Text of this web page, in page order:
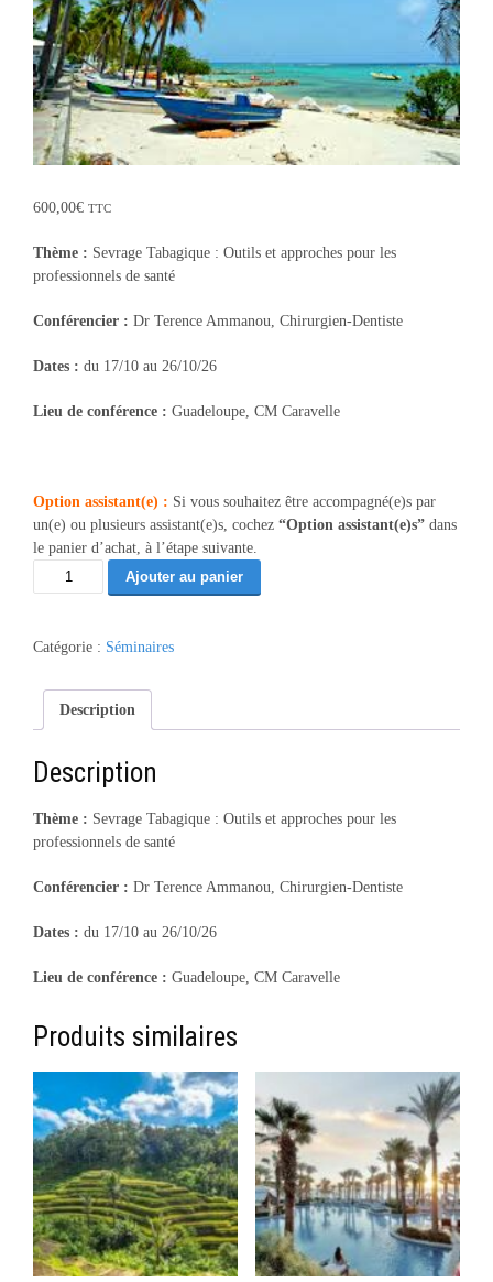
600,00€ TTC
Thème : Sevrage Tabagique : Outils et approches pour les
professionnels de santé
Conférencier : Dr Terence Ammanou, Chirurgien-Dentiste
Dates : du 17/10 au 26/10/26
Lieu de conférence : Guadeloupe, CM Caravelle
Option assistant(e) : Si vous souhaitez être accompagné(e)s par
un(e) ou plusieurs assistant(e)s, cochez “Option assistant(e)s” dans
le panier d’achat, à l’étape suivante.
quantité
de
Tabagique
Guadeloupe
10/26
(66)
Ajouter au panier
Catégorie : Séminaires
Description
Description
Thème : Sevrage Tabagique : Outils et approches pour les
professionnels de santé
Conférencier : Dr Terence Ammanou, Chirurgien-Dentiste
Dates : du 17/10 au 26/10/26
Lieu de conférence : Guadeloupe, CM Caravelle
Produits similaires